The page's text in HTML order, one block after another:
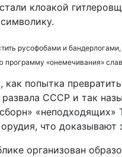
клоакой
русофобами и
«онемечивания»
попытка
СССР и так
что
организован